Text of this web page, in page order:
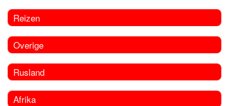
Reizen
Overige
Rusland
Afrika